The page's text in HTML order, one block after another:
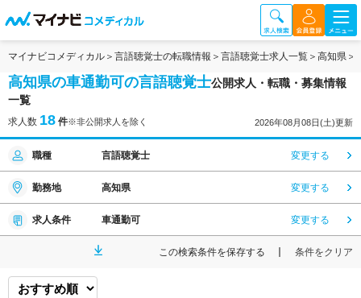
マイナビコメディカル 言語聴覚士の転職情報 言語聴覚士求人一覧 高知県
高知県の車通勤可の言語聴覚士公開求人・転職・募集情報
一覧
求人数 18 件※非公開求人を除く 2026年08月08日(土)更新
職種 言語聴覚士 変更する
勤務地 高知県 変更する
求人条件 車通勤可 変更する
この検索条件を保存する 条件をクリア